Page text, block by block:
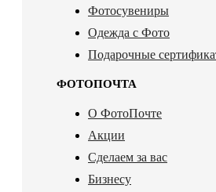
Фотосувениры
Одежда с Фото
Подарочные
ФОТОПОЧТА
О ФотоПочте
Акции
Сделаем за вас
Бизнесу